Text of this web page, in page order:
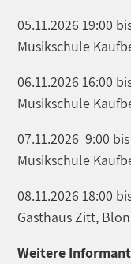
05.11.2026 19:00
Musikschule
06.11.2026 16:00
Musikschule
07.11.2026 9:00
Musikschule
08.11.2026 18:00
Gasthaus Zitt,
Weitere